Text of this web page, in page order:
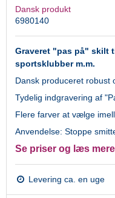
Dansk produkt
6980140
Graveret "pas på" skilt
sportsklubber m.m.
Dansk produceret robust
Tydelig indgravering af
Flere farver at vælge
Anvendelse: Stoppe
Se priser og læs
Levering ca. en uge